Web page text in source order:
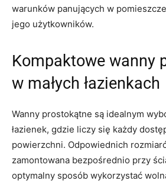
warunków panujących w
jego użytkowników.
Kompaktowe wanny
w małych łazienkach
Wanny prostokątne są idealnym
łazienek, gdzie liczy się każdy
powierzchni. Odpowiednich
zamontowana bezpośrednio przy
optymalny sposób wykorzystać